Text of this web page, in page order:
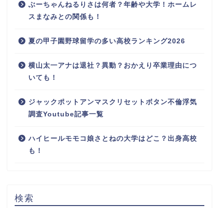
ぶーちゃんねるりさは何者？年齢や大学！ホームレ
スまなみとの関係も！
夏の甲子園野球留学の多い高校ランキング2026
横山太一アナは退社？異動？おかえり卒業理由につ
いても！
ジャックポットアンマスクリセットボタン不倫浮気
調査Youtube記事一覧
ハイヒールモモコ娘さとねの大学はどこ？出身高校
も！
検索